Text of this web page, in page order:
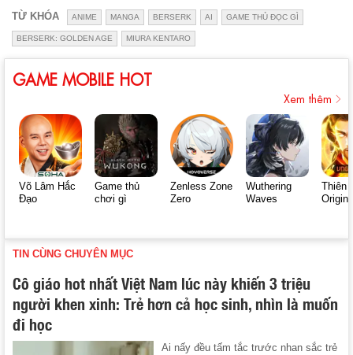
TỪ KHÓA ANIME MANGA BERSERK AI GAME THỦ ĐỌC GÌ
BERSERK: GOLDEN AGE MIURA KENTARO
GAME MOBILE HOT
Xem thêm
Võ Lâm Hắc
Đạo
Game thủ
chơi gì
Zenless Zone
Zero
Wuthering
Waves
Thiên
Origin
TIN CÙNG CHUYÊN MỤC
Cô giáo hot nhất Việt Nam lúc này khiến 3 triệu
người khen xinh: Trẻ hơn cả học sinh, nhìn là muốn
đi học
Ai nấy đều tấm tắc trước nhan sắc trẻ